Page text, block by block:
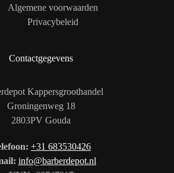
Algemene voorwaarden
Privacybeleid
Contactgegevens
Kappersgroothandel
Groningenweg 18
2803PV Gouda
+31 683530426
info@barberdepot.nl